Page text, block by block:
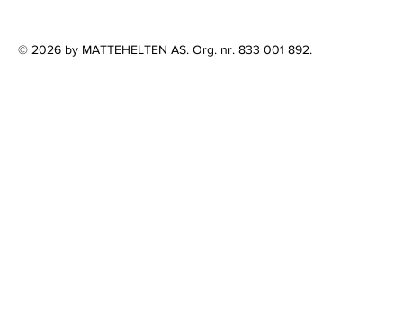
© 2026 by MATTEHELTEN AS. Org. nr. 833 001 892.